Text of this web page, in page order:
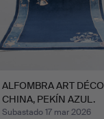
ALFOMBRA ART DÉCO
CHINA, PEKÍN AZUL.
Subastado 17 mar 2026